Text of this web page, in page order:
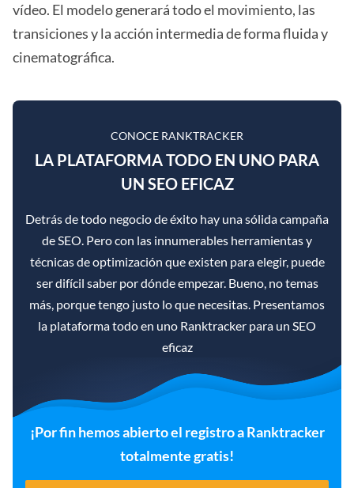
vídeo. El modelo generará todo el movimiento, las
transiciones y la acción intermedia de forma fluida y
cinematográfica.
CONOCE RANKTRACKER
LA PLATAFORMA TODO EN UNO PARA
UN SEO EFICAZ
Detrás de todo negocio de éxito hay una sólida campaña
de SEO. Pero con las innumerables herramientas y
técnicas de optimización que existen para elegir, puede
ser difícil saber por dónde empezar. Bueno, no temas
más, porque tengo justo lo que necesitas. Presentamos
la plataforma todo en uno Ranktracker para un SEO
eficaz
¡Por fin hemos abierto el registro a Ranktracker
totalmente gratis!